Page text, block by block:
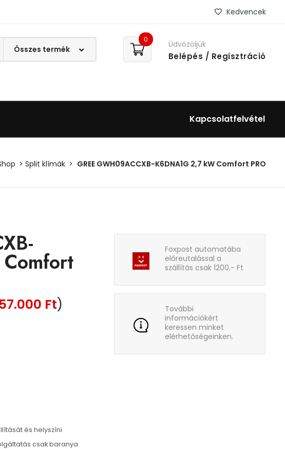
Kedvencek
0 Üdvözöljük
Belépés / Regisztráció
Kapcsolatfelvétel
Split klímák GREE GWH09ACCXB-K6DNA1G 2,7 kW Comfort PRO
Ft)
és helyszíni
csak baranya
Foxpost automatába
előreutalással a
szállítás csak 1200.- Ft
További
információkért
keressen minket
elérhetőségeinken.